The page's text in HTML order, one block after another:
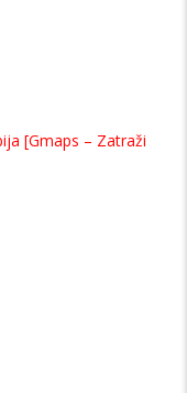
[Gmaps – Zatraži